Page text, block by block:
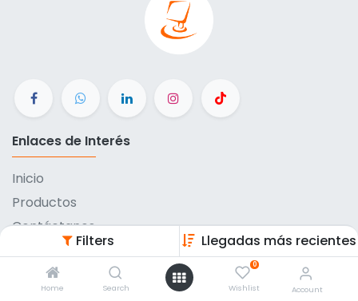
Filters Llegadas más recientes
Home Search
0
Wishlist Account
Enlaces de Interés
Inicio
Productos
Contáctanos
Métodos de pago
Eventos